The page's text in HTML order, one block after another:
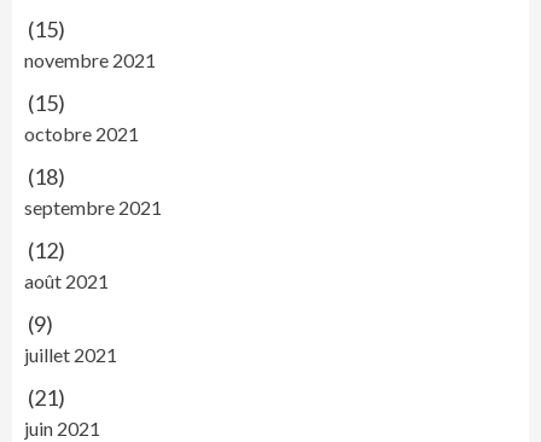
(15)
novembre 2021
(15)
octobre 2021
(18)
septembre 2021
(12)
août 2021
(9)
juillet 2021
(21)
juin 2021